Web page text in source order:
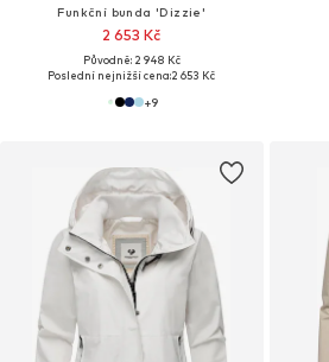
Funkční bunda 'Dizzie'
2 653 Kč
Původně: 2 948 Kč
Poslední nejnižší cena:2 653 Kč
+9